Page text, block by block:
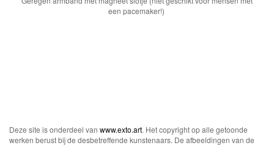
een pacemaker!)
Deze site is onderdeel van www.exto.art. Het copyright op alle getoonde
werken berust bij de desbetreffende kunstenaars. De afbeeldingen van de